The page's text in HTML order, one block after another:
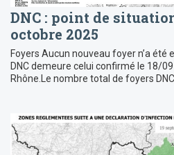
DNC : point de
octobre 2025
Foyers Aucun nouveau foyer n’a été
DNC demeure celui confirmé le 18/
Rhône.Le nombre total de foyers DNC